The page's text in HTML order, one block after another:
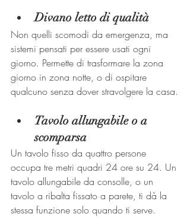
Divano letto di qualità
Non quelli scomodi da emergenza, ma
sistemi pensati per essere usati ogni
giorno. Permette di trasformare la zona
giorno in zona notte, o di ospitare
qualcuno senza dover stravolgere la casa.
Tavolo allungabile o a
scomparsa
Un tavolo fisso da quattro persone
occupa tre metri quadri 24 ore su 24. Un
tavolo allungabile da consolle, o un
tavolo a ribalta fissato a parete, ti dà la
stessa funzione solo quando ti serve.